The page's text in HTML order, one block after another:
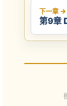
下一章 →
第9章